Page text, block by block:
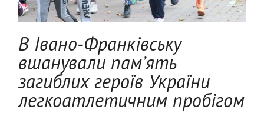
В Івано-Франківську
вшанували пам’ять
загиблих героїв України
легкоатлетичним пробігом